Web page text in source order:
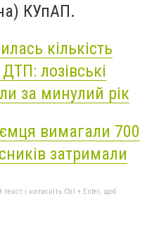
КУпАП.
кількість
лозівські
за минулий рік
вимагали 700
затримали
і натисніть Ctrl + Enter, щоб